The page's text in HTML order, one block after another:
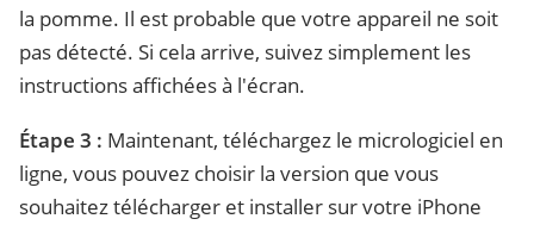
la pomme. Il est probable que votre appareil ne soit
pas détecté. Si cela arrive, suivez simplement les
instructions affichées à l'écran.
Étape 3 : Maintenant, téléchargez le micrologiciel en
ligne, vous pouvez choisir la version que vous
souhaitez télécharger et installer sur votre iPhone